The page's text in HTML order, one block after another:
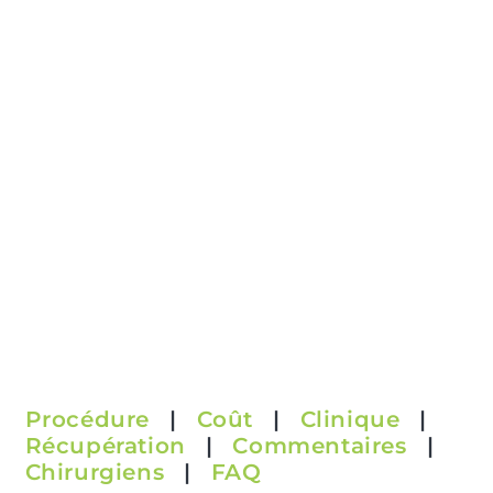
Procédure | Coût | Clinique
|
Récupération
| Commentaires
|
Chirurgiens
| FAQ